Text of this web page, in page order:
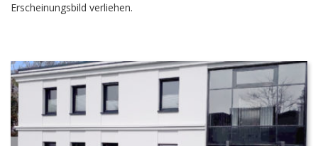
Erscheinungsbild verliehen.